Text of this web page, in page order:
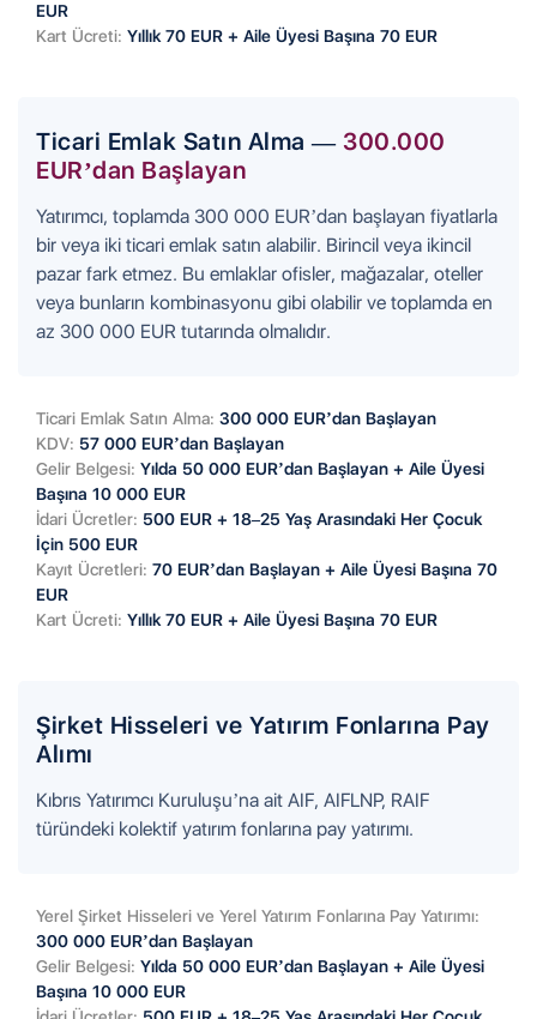
EUR
Kart Ücreti: Yıllık 70 EUR + Aile Üyesi Başına 70 EUR
Ticari Emlak Satın Alma — 300.000
EUR’dan Başlayan
Yatırımcı, toplamda 300 000 EUR’dan başlayan fiyatlarla
bir veya iki ticari emlak satın alabilir. Birincil veya ikincil
pazar fark etmez. Bu emlaklar ofisler, mağazalar, oteller
veya bunların kombinasyonu gibi olabilir ve toplamda en
az 300 000 EUR tutarında olmalıdır.
Ticari Emlak Satın Alma: 300 000 EUR’dan Başlayan
KDV: 57 000 EUR’dan Başlayan
Gelir Belgesi: Yılda 50 000 EUR’dan Başlayan + Aile Üyesi
Başına 10 000 EUR
İdari Ücretler: 500 EUR + 18–25 Yaş Arasındaki Her Çocuk
İçin 500 EUR
Kayıt Ücretleri: 70 EUR’dan Başlayan + Aile Üyesi Başına 70
EUR
Kart Ücreti: Yıllık 70 EUR + Aile Üyesi Başına 70 EUR
Şirket Hisseleri ve Yatırım Fonlarına Pay
Alımı
Kıbrıs Yatırımcı Kuruluşu’na ait AIF, AIFLNP, RAIF
türündeki kolektif yatırım fonlarına pay yatırımı.
Yerel Şirket Hisseleri ve Yerel Yatırım Fonlarına Pay Yatırımı:
300 000 EUR’dan Başlayan
Gelir Belgesi: Yılda 50 000 EUR’dan Başlayan + Aile Üyesi
Başına 10 000 EUR